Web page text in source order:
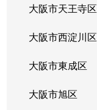
大阪市天王寺区
大阪市西淀川区
大阪市東成区
大阪市旭区